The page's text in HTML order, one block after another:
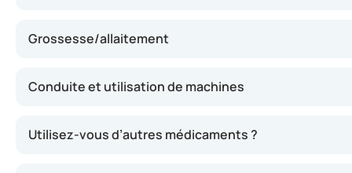
Grossesse/allaitement
Conduite et utilisation de machines
Utilisez-vous d’autres médicaments ?